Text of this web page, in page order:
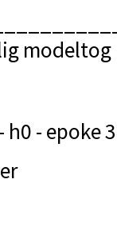
modeltog
h0 - epoke